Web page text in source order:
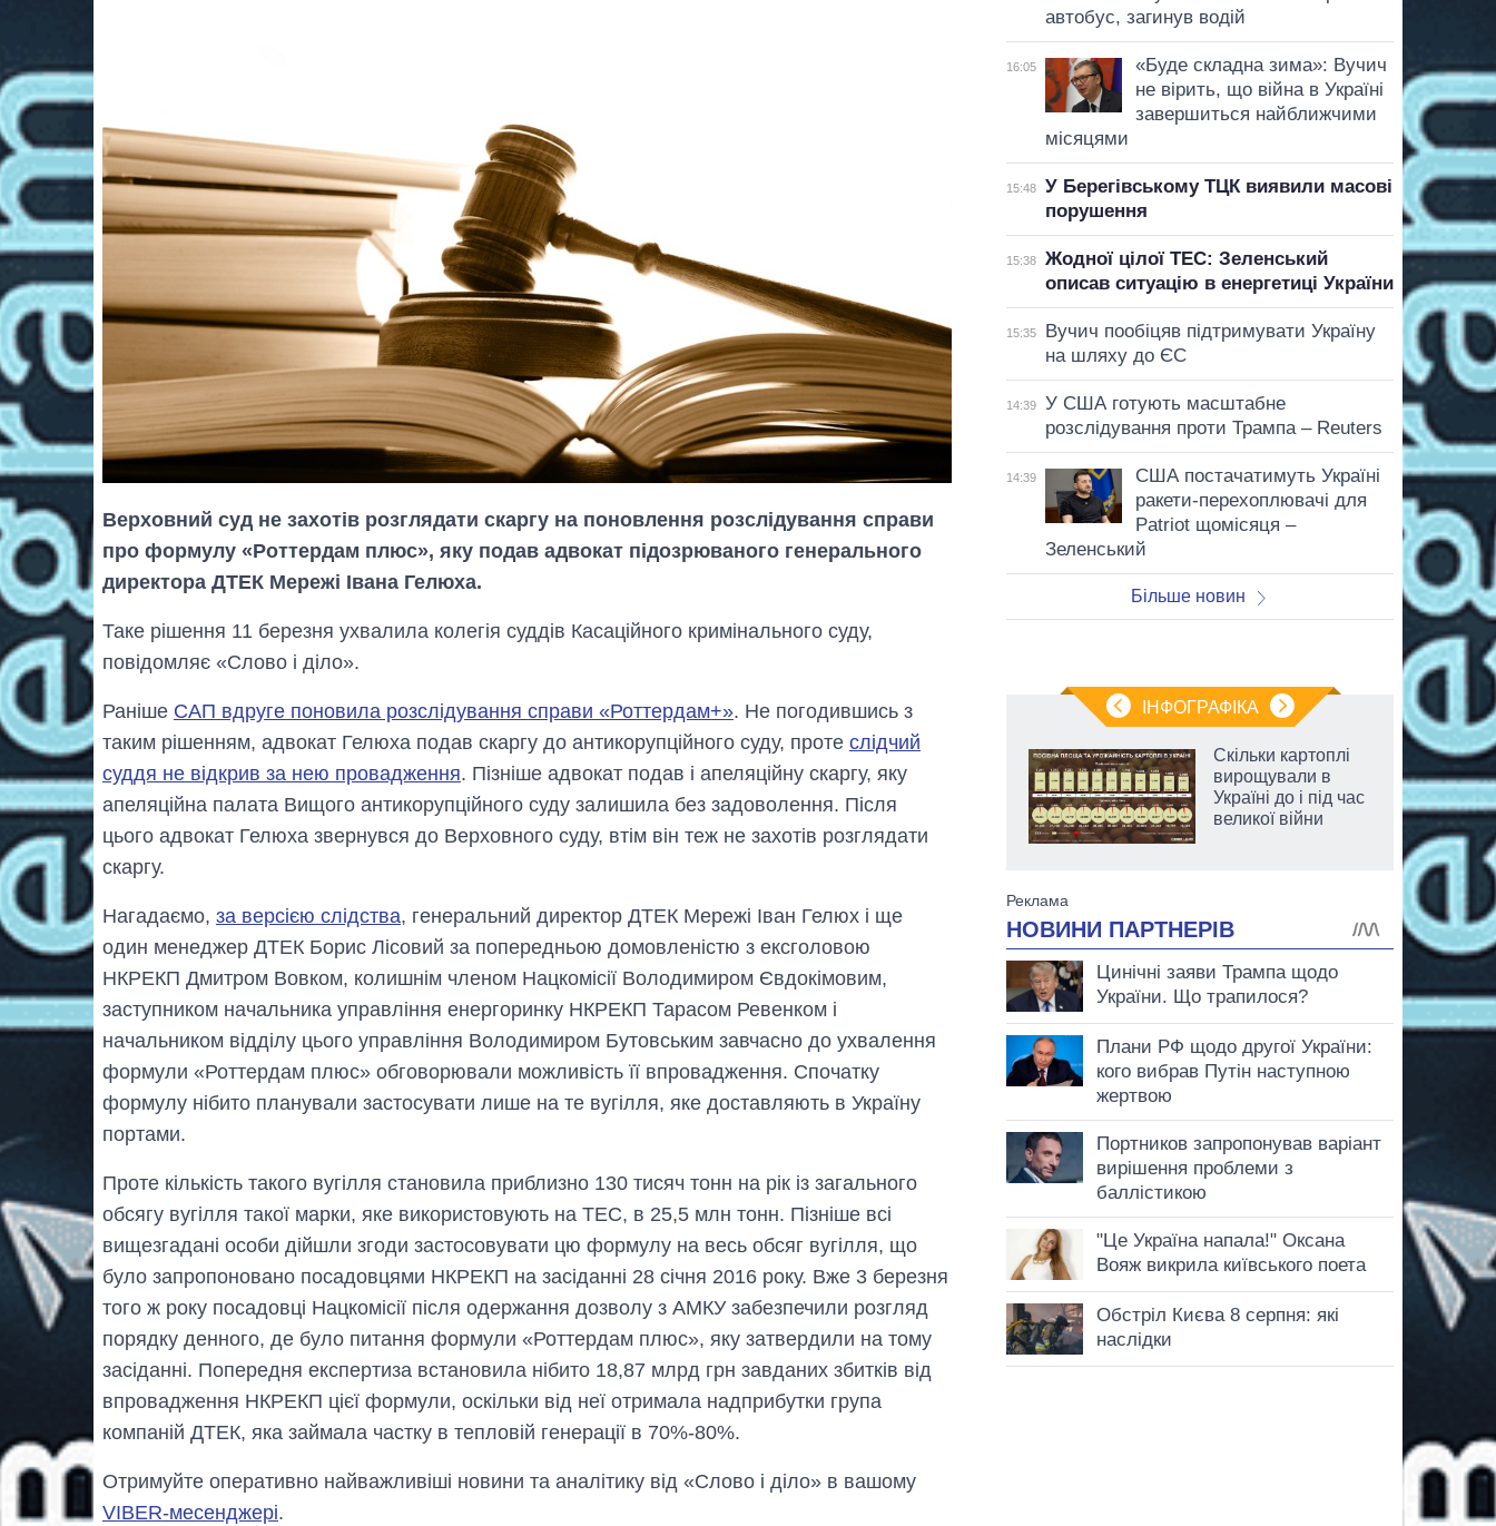
Верховний суд не захотів розглядати скаргу на поновлення розслідування справи
про формулу «Роттердам плюс», яку подав адвокат підозрюваного генерального
директора ДТЕК Мережі Івана Гелюха.
Таке рішення 11 березня ухвалила колегія суддів Касаційного кримінального суду,
повідомляє «Слово і діло».
Раніше САП вдруге поновила розслідування справи «Роттердам+». Не погодившись з
таким рішенням, адвокат Гелюха подав скаргу до антикорупційного суду, проте слідчий
суддя не відкрив за нею провадження. Пізніше адвокат подав і апеляційну скаргу, яку
апеляційна палата Вищого антикорупційного суду залишила без задоволення. Після
цього адвокат Гелюха звернувся до Верховного суду, втім він теж не захотів розглядати
скаргу.
Нагадаємо, за версією слідства, генеральний директор ДТЕК Мережі Іван Гелюх і ще
один менеджер ДТЕК Борис Лісовий за попередньою домовленістю з ексголовою
НКРЕКП Дмитром Вовком, колишнім членом Нацкомісії Володимиром Євдокімовим,
заступником начальника управління енергоринку НКРЕКП Тарасом Ревенком і
начальником відділу цього управління Володимиром Бутовським завчасно до ухвалення
формули «Роттердам плюс» обговорювали можливість її впровадження. Спочатку
формулу нібито планували застосувати лише на те вугілля, яке доставляють в Україну
портами.
Проте кількість такого вугілля становила приблизно 130 тисяч тонн на рік із загального
обсягу вугілля такої марки, яке використовують на ТЕС, в 25,5 млн тонн. Пізніше всі
вищезгадані особи дійшли згоди застосовувати цю формулу на весь обсяг вугілля, що
було запропоновано посадовцями НКРЕКП на засіданні 28 січня 2016 року. Вже 3 березня
того ж року посадовці Нацкомісії після одержання дозволу з АМКУ забезпечили розгляд
порядку денного, де було питання формули «Роттердам плюс», яку затвердили на тому
засіданні. Попередня експертиза встановила нібито 18,87 млрд грн завданих збитків від
впровадження НКРЕКП цієї формули, оскільки від неї отримала надприбутки група
компаній ДТЕК, яка займала частку в тепловій генерації в 70%-80%.
Отримуйте оперативно найважливіші новини та аналітику від «Слово і діло» в вашому
VIBER-месенджері.
автобус, загинув водій
16:05
«Буде складна зима»: Вучич
не вірить, що війна в Україні
завершиться найближчими
місяцями
15:48
У Берегівському ТЦК виявили масові
порушення
15:38
Жодної цілої ТЕС: Зеленський
описав ситуацію в енергетиці України
15:35
Вучич пообіцяв підтримувати Україну
на шляху до ЄС
14:39
У США готують масштабне
розслідування проти Трампа – Reuters
14:39
США постачатимуть Україні
ракети-перехоплювачі для
Patriot щомісяця –
Зеленський
Більше новин
ІНФОГРАФІКА
Як за 10 років
змінилася кількість
вступників на
магістратуру та
Скільки картоплі
вирощували в
Україні до і під час
великої війни